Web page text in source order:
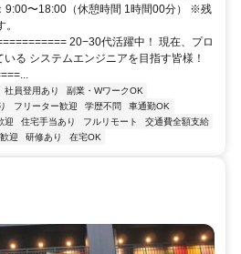
9:00〜18:00（休憩時間 1時間00分） ※残
20−30代活躍中！ 現在、プロ
る システムエンジニアを目指す皆様！
社員登用あり
副業・WワークOK
フリーター歓迎 学歴不問
車通勤OK
迎 住宅手当あり フルリモート
交通費全額支給
迎 研修あり 在宅OK